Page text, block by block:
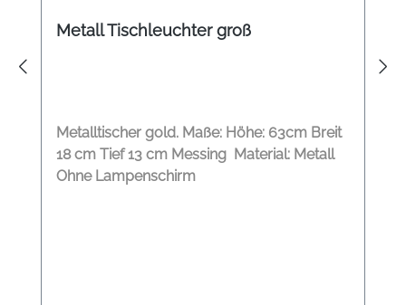
Metall Tischleuchter groß
Metalltischer gold. Maße: Höhe: 63cm Breit
18 cm Tief 13 cm Messing Material: Metall